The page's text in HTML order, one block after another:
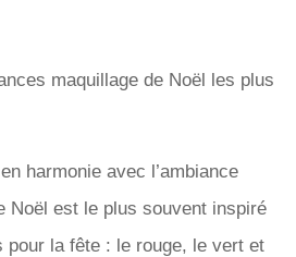
maquillage de Noël les plus
harmonie avec l’ambiance
Noël est le plus souvent inspiré
pour la fête : le rouge, le vert et